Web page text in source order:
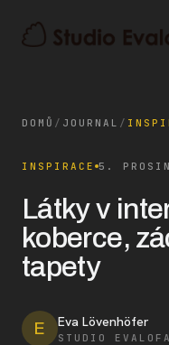
DOMŮ / JOURNAL /
INSPIRACE 5.
Látky v
koberce,
tapety
E Eva Lövenhöfer
STUDIO EVALOFA